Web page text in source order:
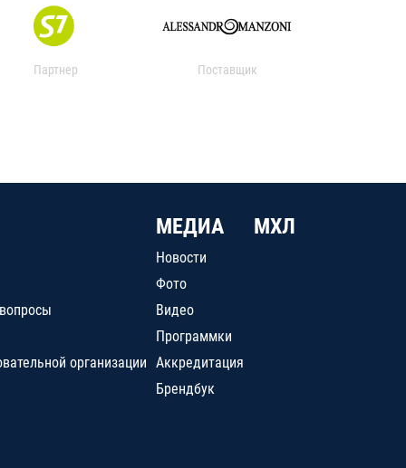
Партнер Поставщик
организации
МЕДИА
Новости
Фото
Видео
Программки
Аккредитация
Брендбук
МХЛ